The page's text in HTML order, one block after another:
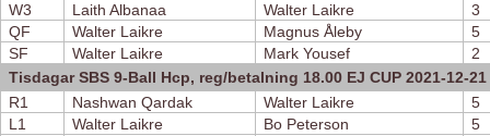
W3
Laith Albanaa Walter Laikre
3
QF
Walter Laikre Magnus Åleby
5
SF
Walter Laikre Mark Yousef
2
Tisdagar SBS 9-Ball Hcp, reg/betalning 18.00 EJ CUP 2021-12-21
R1
Nashwan Qardak Walter Laikre
5
L1
Walter Laikre Bo Peterson
5